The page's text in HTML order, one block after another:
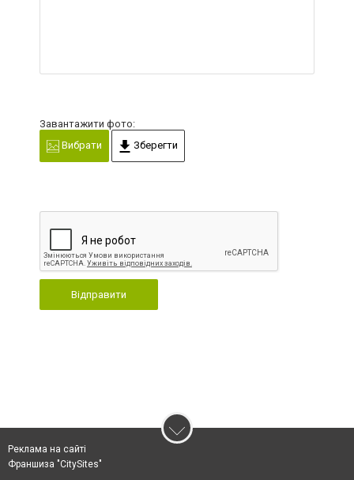
Завантажити фото:
Вибрати
Зберегти
Відправити
Реклама на сайті
Франшиза "CitySites"